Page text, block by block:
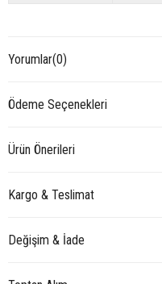
Yorumlar(0)
Ödeme Seçenekleri
Ürün Önerileri
Kargo & Teslimat
Değişim & İade